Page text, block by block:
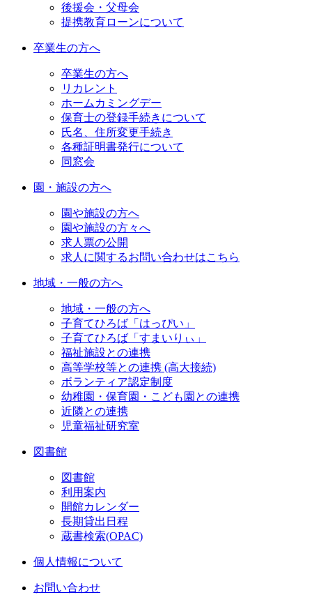
後援会・父母会
提携教育ローンについて
卒業生の方へ
卒業生の方へ
リカレント
ホームカミングデー
保育士の登録手続きについて
氏名、住所変更手続き
各種証明書発行について
同窓会
園・施設の方へ
園や施設の方へ
園や施設の方々へ
求人票の公開
求人に関するお問い合わせはこちら
地域・一般の方へ
地域・一般の方へ
子育てひろば「はっぴい」
子育てひろば「すまいりぃ」
福祉施設との連携
高等学校等との連携 (高大接続)
ボランティア認定制度
幼稚園・保育園・こども園との連携
近隣との連携
児童福祉研究室
図書館
図書館
利用案内
開館カレンダー
長期貸出日程
蔵書検索(OPAC)
個人情報について
お問い合わせ